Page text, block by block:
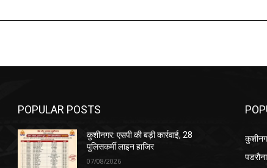
POPULAR POSTS
कुशीनगर: एसपी की बड़ी कार्रवाई, 28
पुलिसकर्मी लाइन हाजिर
07/08/2026
पडरौना